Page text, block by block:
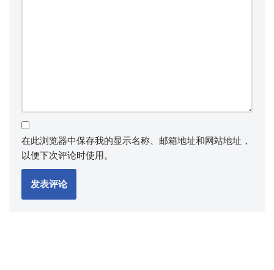
在此浏览器中保存我的显示名称、邮箱地址和网站地址，
以便下次评论时使用。